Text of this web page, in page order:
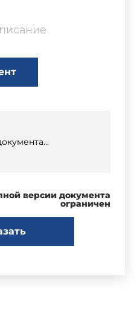
версии документа
ограничен